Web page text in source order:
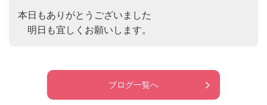
本日もありがとうございました
明日も宜しくお願いします。
ブログ一覧へ